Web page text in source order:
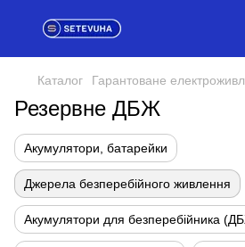
Каталог Гарантоване
Резервне ДБЖ
Акумулятори, батарейки
Джерела безперебійного живлення
Акумулятори для безперебійника